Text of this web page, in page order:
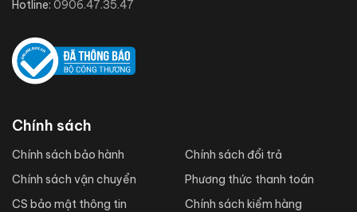
Hotline: 0906.47.35.47
Chính sách
Chính sách bảo hành
Chính sách vận chuyển
CS bảo mật thông tin
Chính sách đổi trả
Phương thức thanh toán
Chính sách kiểm hàng